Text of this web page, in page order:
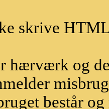
skrive
hærværk og
består